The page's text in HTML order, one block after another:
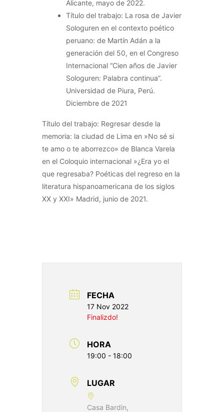
Alicante, mayo de 2022.
Título del trabajo: La rosa de Javier
Sologuren en el contexto poético
peruano: de Martín Adán a la
generación del 50, en el Congreso
Internacional “Cien años de Javier
Sologuren: Palabra continua”.
Universidad de Piura, Perú.
Diciembre de 2021
Título del trabajo: Regresar desde la
memoria: la ciudad de Lima en »No sé si
te amo o te aborrezco» de Blanca Varela
en el Coloquio internacional »¿Era yo el
que regresaba? Poéticas del regreso en la
literatura hispanoamericana de los siglos
XX y XXI» Madrid, junio de 2021.
FECHA
17 Nov 2022
Finalizdo!
HORA
19:00 - 18:00
LUGAR
Casa Bardin,